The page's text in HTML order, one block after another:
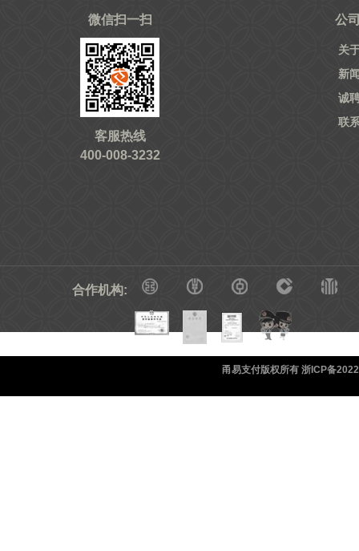
微信扫一扫
客服热线
400-008-3232
公
关
新
诚
联
合作机构:
甬易支付版权所有 浙ICP备